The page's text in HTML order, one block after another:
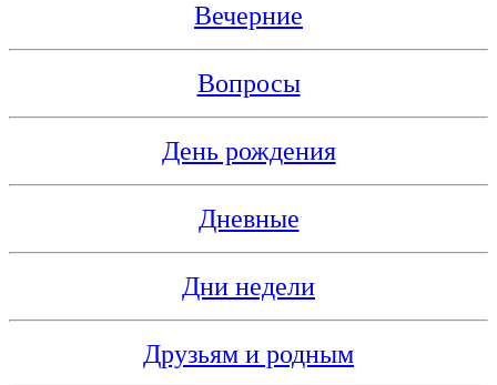
Вечерние
Вопросы
День рождения
Дневные
Дни недели
Друзьям и родным